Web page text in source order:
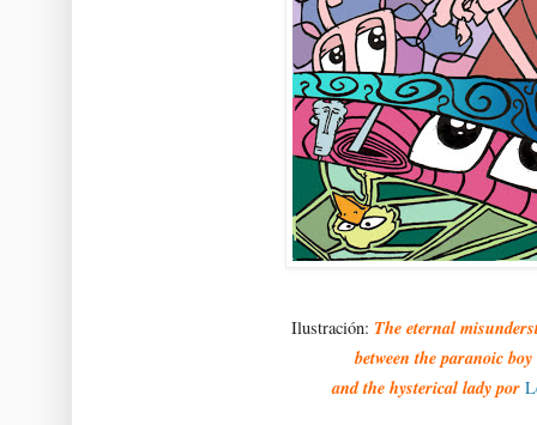
Ilustración: The eternal
between the paranoic boy
and the hysterical lady por